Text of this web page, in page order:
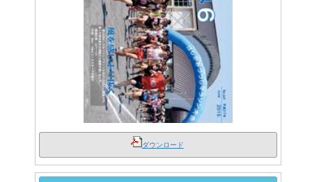
ダウンロード